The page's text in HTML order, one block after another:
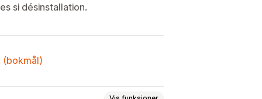
si désinstallation.
(bokmål)